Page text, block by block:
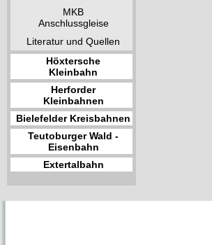
MKB
Anschlussgleise
Literatur und Quellen
Höxtersche
Kleinbahn
Herforder
Kleinbahnen
Bielefelder Kreisbahnen
Teutoburger Wald -
Eisenbahn
Extertalbahn